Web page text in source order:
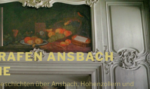
ANSBACH
über Ansbach, Hohenzollern und